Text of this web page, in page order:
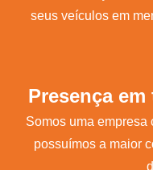
seus veículos em
Presença em
Somos uma
possuímos a maior